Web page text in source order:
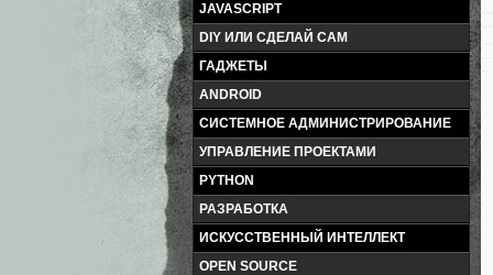
JAVASCRIPT
DIY ИЛИ СДЕЛАЙ САМ
ГАДЖЕТЫ
ANDROID
СИСТЕМНОЕ АДМИНИСТРИРОВАНИЕ
УПРАВЛЕНИЕ ПРОЕКТАМИ
PYTHON
РАЗРАБОТКА
ИСКУССТВЕННЫЙ ИНТЕЛЛЕКТ
OPEN SOURCE